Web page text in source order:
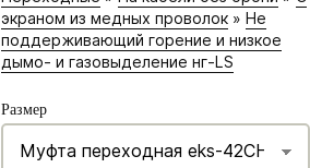
экраном из медных проволок» Не
поддерживающий горение и низкое
дымо- и газовыделение нг-LS
Размер